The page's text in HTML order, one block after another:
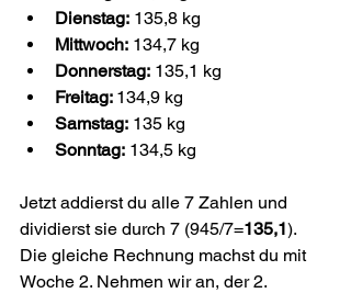
Dienstag: 135,8 kg
Mittwoch: 134,7 kg
Donnerstag: 135,1 kg
Freitag: 134,9 kg
Samstag: 135 kg
Sonntag: 134,5 kg
Jetzt addierst du alle 7 Zahlen und
dividierst sie durch 7 (945/7=135,1).
Die gleiche Rechnung machst du mit
Woche 2. Nehmen wir an, der 2.